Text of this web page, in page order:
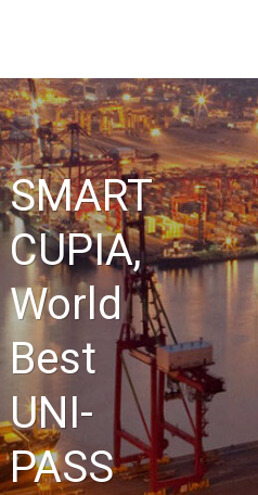
SMART
CUPIA,
World
Best
UNI-
PASS
창구 등) 외주용역 사업 (종료)
조회수 3669
한 상용 소프트웨어 원가산정
조회수 4307
축사업_ESB 솔루션 구매 제안
수 4832
통관시스템 구축사업 기자재